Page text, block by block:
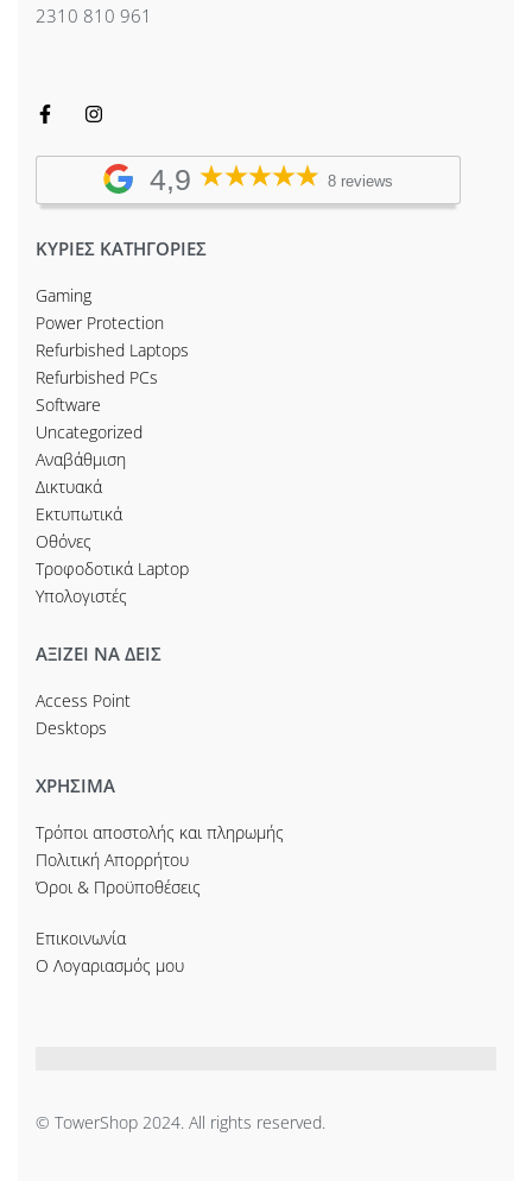
2310 810 961
4,9 8 reviews
ΚΥΡΙΕΣ ΚΑΤΗΓΟΡΙΕΣ
Gaming
Power Protection
Refurbished Laptops
Refurbished PCs
Software
Uncategorized
Αναβάθμιση
Δικτυακά
Εκτυπωτικά
Οθόνες
Τροφοδοτικά Laptop
Υπολογιστές
ΑΞΙΖΕΙ ΝΑ ΔΕΙΣ
Access Point
Desktops
ΧΡΗΣΙΜΑ
Τρόποι αποστολής και πληρωμής
Πολιτική Απορρήτου
Όροι & Προϋποθέσεις
Επικοινωνία
Ο Λογαριασμός μου
© TowerShop 2024. All rights reserved.